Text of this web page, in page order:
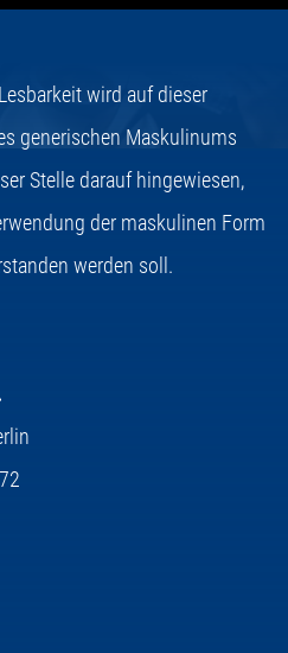
wird auf dieser
generischen Maskulinums
Stelle darauf hingewiesen,
der maskulinen Form
werden soll.